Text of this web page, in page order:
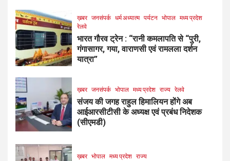
ख़बर जनसंपर्क धर्म अध्यात्म पर्यटन भोपाल मध्य प्रदेश
रेलवे
भारत गौरव ट्रेन : “रानी कमलापति से “पुरी,
गंगासागर, गया, वाराणसी एवं रामलला दर्शन
यात्रा”
ख़बर जनसंपर्क भोपाल मध्य प्रदेश राज्य रेलवे
संजय की जगह राहुल हिमालियन होंगे अब
आईआरसीटीसी के अध्यक्ष एवं प्रबंध निदेशक
(सीएमडी)
ख़बर भोपाल मध्य प्रदेश राज्य